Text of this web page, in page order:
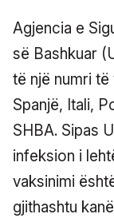
Agjencia e
së Bashkuar
të një numri
Spanjë, Itali,
SHBA. Sipas
infeksion i
vaksinimi
gjithashtu